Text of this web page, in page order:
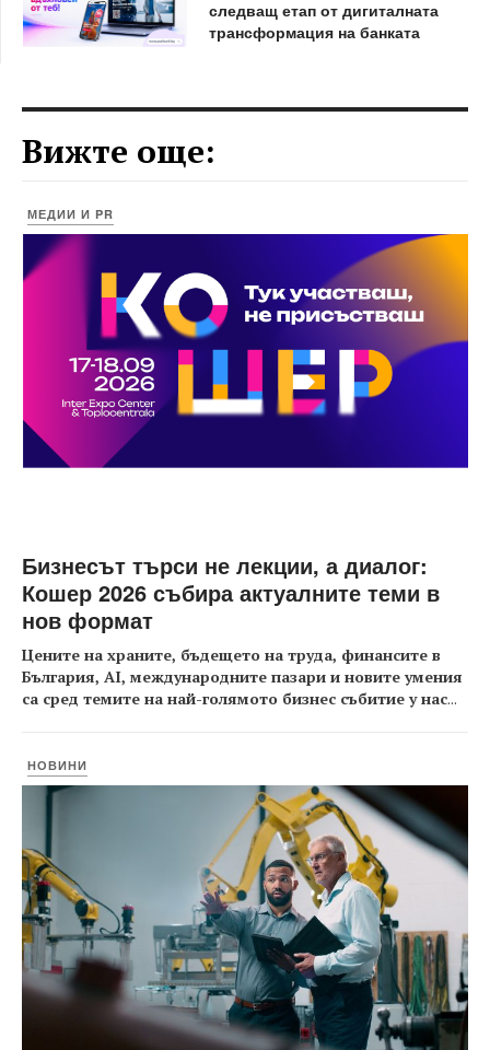
следващ етап от дигиталната
трансформация на банката
Вижте още:
МЕДИИ И PR
Бизнесът търси не лекции, а диалог:
Кошер 2026 събира актуалните теми в
нов формат
Цените на храните, бъдещето на труда, финансите в
България, AI, международните пазари и новите умения
са сред темите на най-голямото бизнес събитие у нас...
НОВИНИ